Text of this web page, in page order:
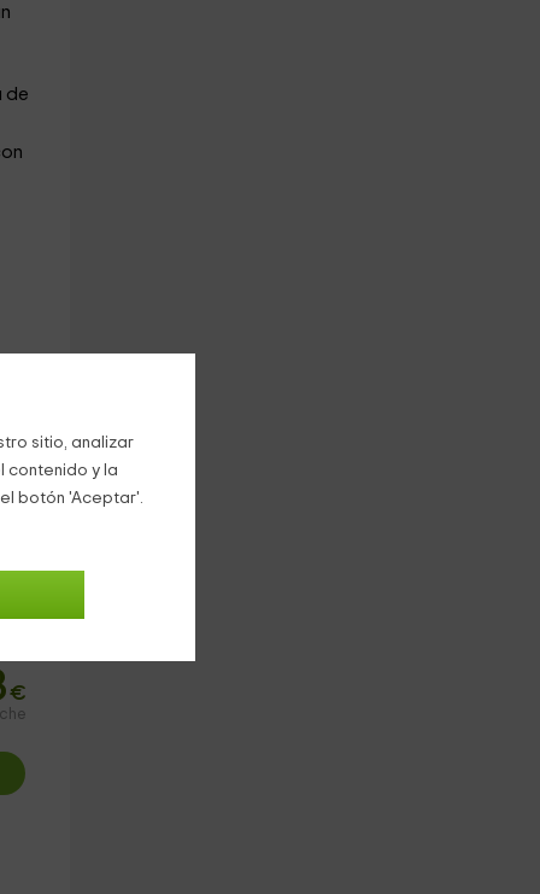
sitio, analizar
contenido y la
botón 'Aceptar'.
de
€